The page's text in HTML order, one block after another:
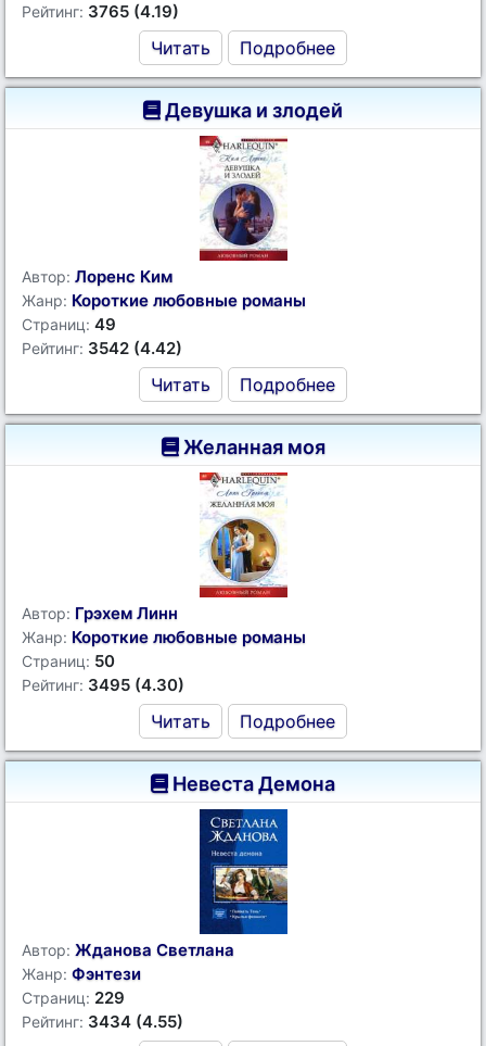
Рейтинг: 3765 (4.19)
Читать Подробнее
Девушка и злодей
Автор: Лоренс Ким
Жанр: Короткие любовные романы
Страниц: 49
Рейтинг: 3542 (4.42)
Читать Подробнее
Желанная моя
Автор: Грэхем Линн
Жанр: Короткие любовные романы
Страниц: 50
Рейтинг: 3495 (4.30)
Читать Подробнее
Невеста Демона
Автор: Жданова Светлана
Жанр: Фэнтези
Страниц: 229
Рейтинг: 3434 (4.55)